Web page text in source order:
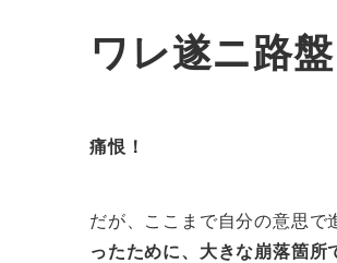
ワレ遂ニ路
痛恨！
だが、ここまで自分の意思で
ったために、大きな崩落箇所